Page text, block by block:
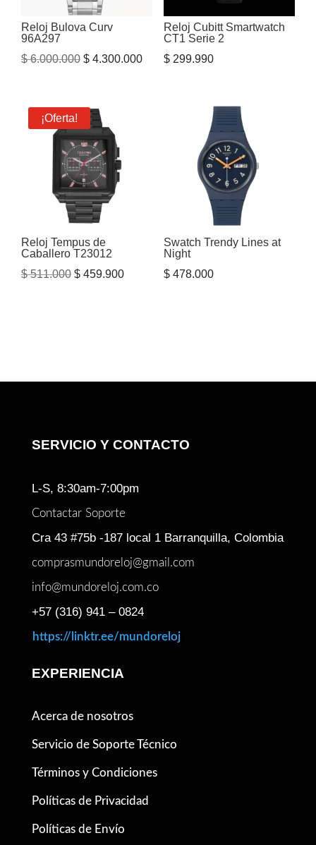
Reloj Bulova Curv
96A297
$6.000.000 El
era:
$ 6.000.000.
$ 4.300.000El
Reloj Cubitt Smartwatch
CT1 Serie 2
$299.990
¡Oferta!
Reloj Tempus de
Caballero T23012
$511.000 El
$ 459.900El
Swatch Trendy Lines at
Night
$478.000
SERVICIO Y CONTACTO
L-S, 8:30am-7:00pm
Contactar Soporte
Cra 43 #75b -187 local 1 Barranquilla, Colombia
comprasmundoreloj@gmail.com
info@mundoreloj.com.co
+57 (316) 941 – 0824
https://linktr.ee/mundoreloj
EXPERIENCIA
Acerca de nosotros
Servicio de Soporte Técnico
Términos y Condiciones
Políticas de Privacidad
Políticas de Envío